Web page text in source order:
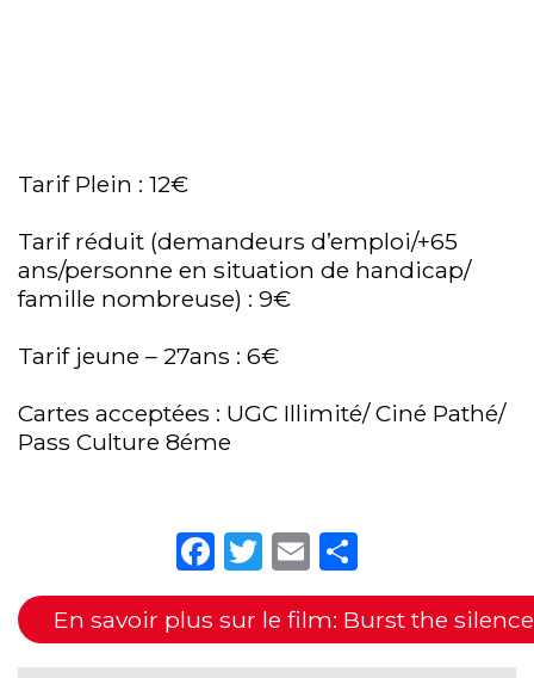
Tarif Plein : 12€
Tarif réduit (demandeurs d’emploi/+65
ans/personne en situation de handicap/
famille nombreuse) : 9€
Tarif jeune – 27ans : 6€
Cartes acceptées : UGC Illimité/ Ciné Pathé/
Pass Culture 8éme
Facebook
Twitter
Email
En savoir plus sur le film: Burst the silence